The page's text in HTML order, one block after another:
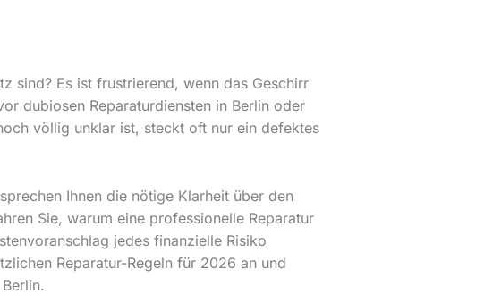
sind? Es ist frustrierend, wenn das Geschirr
dubiosen Reparaturdiensten in Berlin oder
völlig unklar ist, steckt oft nur ein defektes
Ihnen die nötige Klarheit über den
Sie, warum eine professionelle Reparatur
jedes finanzielle Risiko
Reparatur-Regeln für 2026 an und